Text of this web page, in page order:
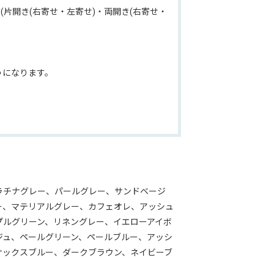
開き(右寄せ・左寄せ)・両開き(右寄せ・
なります。
チナグレー、パールグレー、サンドベージ
、マテリアルグレー、カフェオレ、アッシュ
グリーン、リネングレー、イエローアイボ
ュ、ペールグリーン、ペールブルー、アッシ
ックスブルー、ダークブラウン、ネイビーブ